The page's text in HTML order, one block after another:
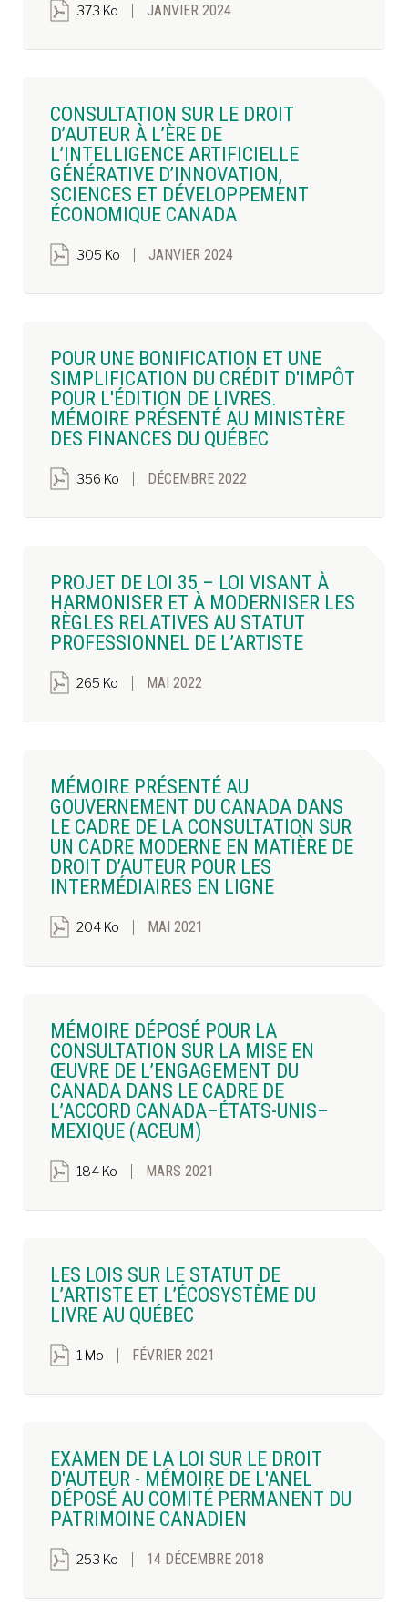
373 Ko JANVIER 2024
CONSULTATION SUR LE DROIT
D’AUTEUR À L’ÈRE DE
L’INTELLIGENCE ARTIFICIELLE
GÉNÉRATIVE D’INNOVATION,
SCIENCES ET DÉVELOPPEMENT
ÉCONOMIQUE CANADA
305 Ko JANVIER 2024
POUR UNE BONIFICATION ET UNE
SIMPLIFICATION DU CRÉDIT D'IMPÔT
POUR L'ÉDITION DE LIVRES.
MÉMOIRE PRÉSENTÉ AU MINISTÈRE
DES FINANCES DU QUÉBEC
356 Ko DÉCEMBRE 2022
PROJET DE LOI 35 – LOI VISANT À
HARMONISER ET À MODERNISER LES
RÈGLES RELATIVES AU STATUT
PROFESSIONNEL DE L’ARTISTE
265 Ko MAI 2022
MÉMOIRE PRÉSENTÉ AU
GOUVERNEMENT DU CANADA DANS
LE CADRE DE LA CONSULTATION SUR
UN CADRE MODERNE EN MATIÈRE DE
DROIT D’AUTEUR POUR LES
INTERMÉDIAIRES EN LIGNE
204 Ko MAI 2021
MÉMOIRE DÉPOSÉ POUR LA
CONSULTATION SUR LA MISE EN
ŒUVRE DE L’ENGAGEMENT DU
CANADA DANS LE CADRE DE
L’ACCORD CANADA–ÉTATS-UNIS–
MEXIQUE (ACEUM)
184 Ko MARS 2021
LES LOIS SUR LE STATUT DE
L’ARTISTE ET L’ÉCOSYSTÈME DU
LIVRE AU QUÉBEC
1 Mo FÉVRIER 2021
EXAMEN DE LA LOI SUR LE DROIT
D'AUTEUR - MÉMOIRE DE L'ANEL
DÉPOSÉ AU COMITÉ PERMANENT DU
PATRIMOINE CANADIEN
253 Ko 14 DÉCEMBRE 2018